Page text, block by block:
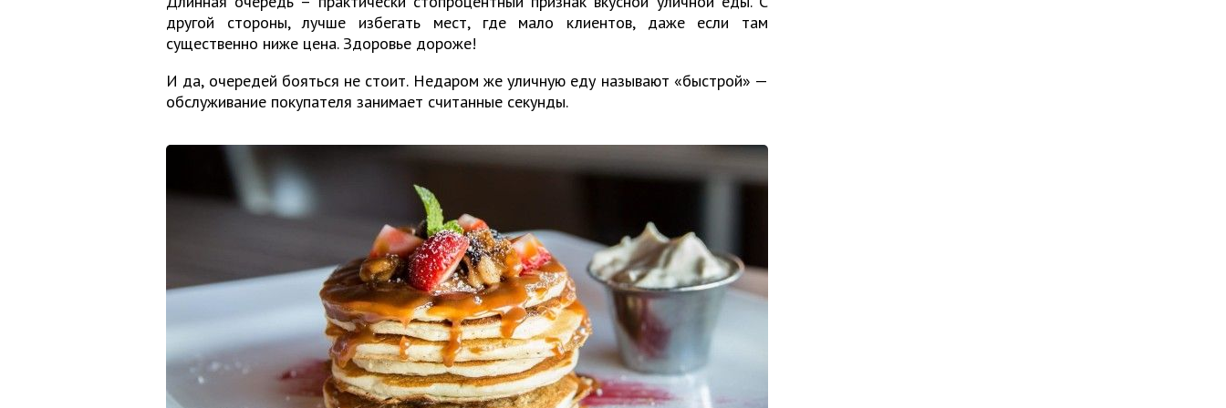
другой стороны, лучше избегать мест, где мало клиентов, даже если там
существенно ниже цена. Здоровье дороже!
И да, очередей бояться не стоит. Недаром же уличную еду называют «быстрой» —
обслуживание покупателя занимает считанные секунды.